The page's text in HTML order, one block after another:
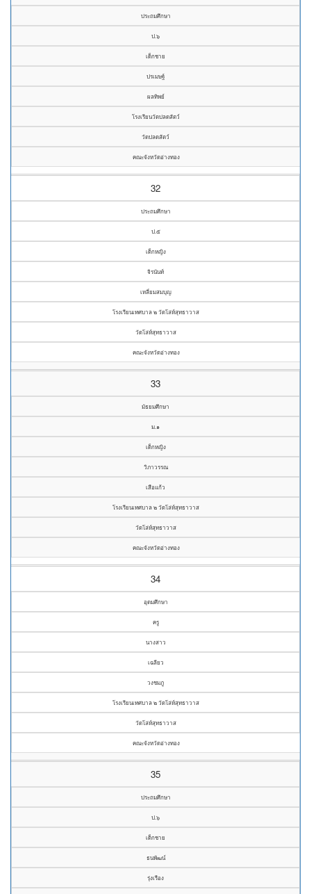
ประถมศึกษา
ป.๖
เด็กชาย
ปรเมษฐ์
ผลทิพย์
โรงเรียนวัดปลดสัตว์
วัดปลดสัตว์
คณะจังหวัดอ่างทอง
32
ประถมศึกษา
ป.๕
เด็กหญิง
จิรนันท์
เหลี่ยมสมบุญ
โรงเรียนเทศบาล ๒ วัดโล่ห์สุทธาวาส
วัดโล่ห์สุทธาวาส
คณะจังหวัดอ่างทอง
33
มัธยมศึกษา
ม.๑
เด็กหญิง
วิภาวรรณ
เสือแก้ว
โรงเรียนเทศบาล ๒ วัดโล่ห์สุทธาวาส
วัดโล่ห์สุทธาวาส
คณะจังหวัดอ่างทอง
34
อุดมศึกษา
ครู
นางสาว
เฉลียว
วงชมภู
โรงเรียนเทศบาล ๒ วัดโล่ห์สุทธาวาส
วัดโล่ห์สุทธาวาส
คณะจังหวัดอ่างทอง
35
ประถมศึกษา
ป.๖
เด็กชาย
ธนพัฒน์
รุ่งเรือง